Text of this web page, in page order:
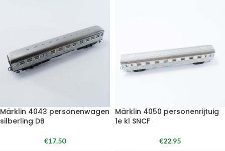
Märklin 4043 personenwagen
silberling DB
€17.50
Märklin 4050 personenrijtuig
1e kl SNCF
€22.95